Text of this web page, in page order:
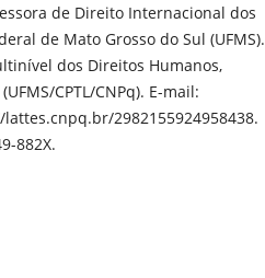
de Direito Internacional dos
de Mato Grosso do Sul (UFMS).
dos Direitos Humanos,
CPTL/CNPq). E-mail:
2982155924958438.
882X.